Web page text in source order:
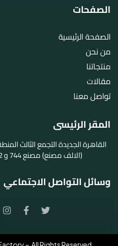
الصفحات
الصفحة الرئيسية
من نحن
منتجاتنا
مقالات
تواصل معنا
المقر الرئيسى
القاهرة الجديدة التجمع الثالث
(الالف مصنع) مصنع 744 و 602
وسائل التواصل الاجتماعي